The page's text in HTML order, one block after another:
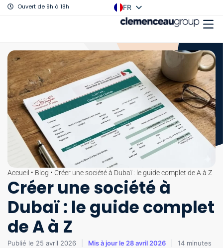
Ouvert de 9h à 18h
FR
EN
Accueil • Blog • Créer une société à Dubaï : le guide complet de A à Z
Créer une société à
Dubaï : le guide complet
de A à Z
Publié le 25 avril 2026 Mis à jour le 28 avril 2026 14 minutes